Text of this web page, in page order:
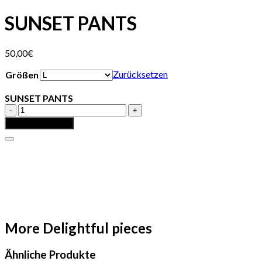
SUNSET PANTS
50,00€
Größen
Zurücksetzen
SUNSET PANTS
SUNSET
PANTS
Menge
More Delightful pieces
Ähnliche Produkte